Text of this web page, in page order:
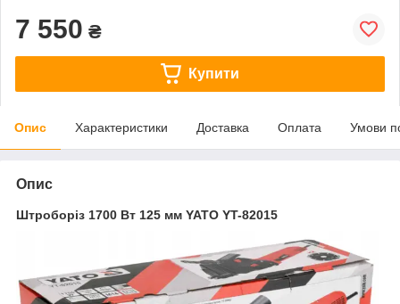
7 550 ₴
Купити
Опис Характеристики Доставка Оплата Умови
Опис
Штроборіз 1700 Вт 125 мм YATO YT-82015